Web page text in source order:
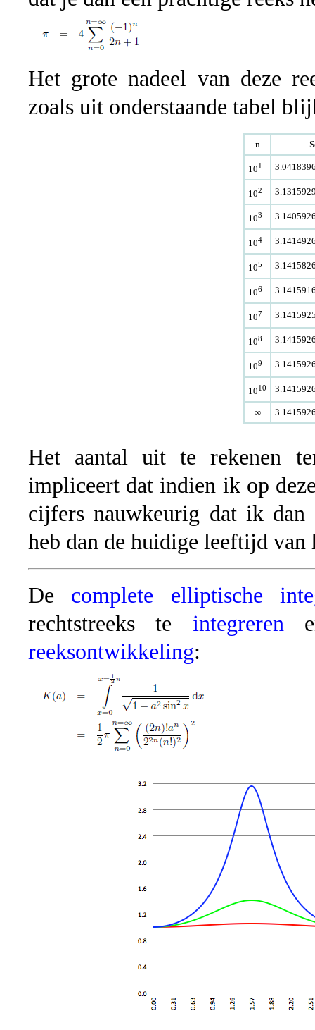
Het grote nadeel van deze
zoals uit onderstaande tabel
n
101
102
103
104
105
106
107
108
109
1010
∞
Het aantal uit te rekenen
impliceert dat indien ik op
cijfers nauwkeurig dat ik dan
heb dan de huidige leeftijd van
De complete elliptische
rechtstreeks te integreren
reeksontwikkeling: